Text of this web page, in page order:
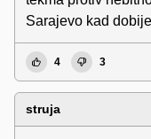
Sarajevo kad
4 3
struja